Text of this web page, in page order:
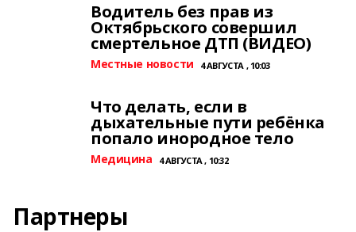
Водитель без прав из
Октябрьского совершил
смертельное ДТП (ВИДЕО)
Местные новости 4 АВГУСТА , 10:03
Что делать, если в
дыхательные пути ребёнка
попало инородное тело
Медицина 4 АВГУСТА , 10:32
Партнеры